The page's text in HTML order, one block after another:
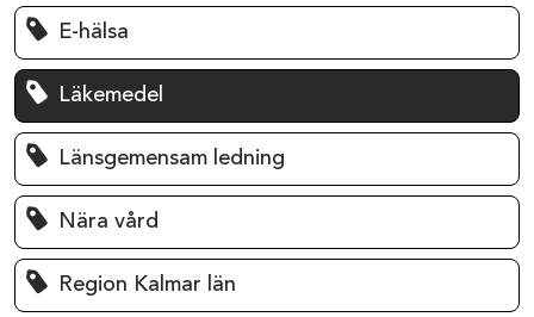
E-hälsa
Läkemedel
Länsgemensam ledning
Nära vård
Region Kalmar län